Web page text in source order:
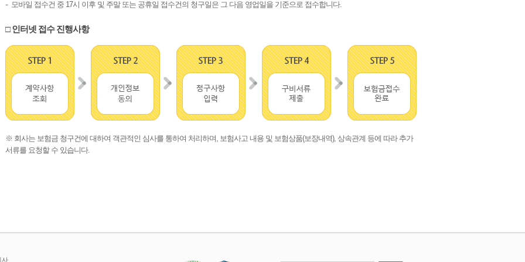
모바일 접수건 중 17시 이후 및 주말 또는 공휴일 접수건의 청구일은 그 다음 영업일을 기준으로 접수합니다.
□ 인터넷 접수 진행사항
※ 회사는 보험금 청구건에 대하여 객관적인 심사를 통하여 처리하며, 보험사고 내용 및 보험상품(보장내역), 상속관계 등에 따라 추가
서류를 요청할 수 있습니다.
사